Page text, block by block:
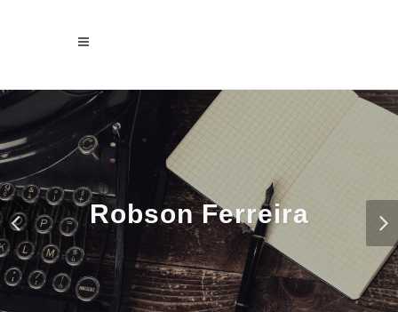
Robson Ferreira